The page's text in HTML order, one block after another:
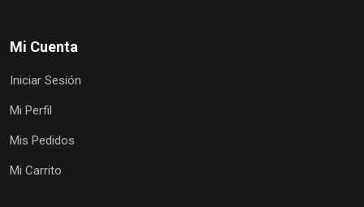
Mi Cuenta
Iniciar Sesión
Mi Perfil
Mis Pedidos
Mi Carrito